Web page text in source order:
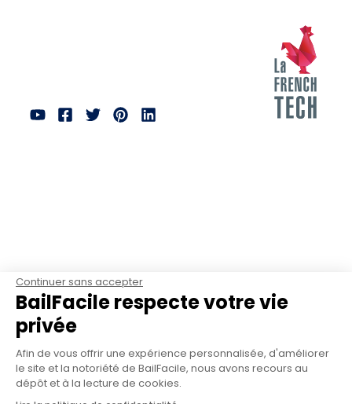
Continuer sans accepter
BailFacile respecte votre vie
privée
Afin de vous offrir une expérience personnalisée, d'améliorer
le site et la notoriété de BailFacile, nous avons recours au
dépôt et à la lecture de cookies.